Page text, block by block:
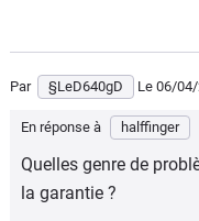
Par §LeD640gD Le 06/
En réponse à halffinger
Quelles genre de
la garantie ?